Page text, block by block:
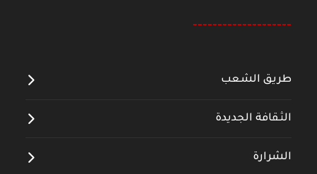
--------------------
طريق الشعب
الثقافة الجديدة
الشرارة